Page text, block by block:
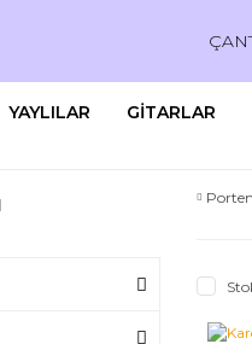
YAYLILAR GİTARLAR